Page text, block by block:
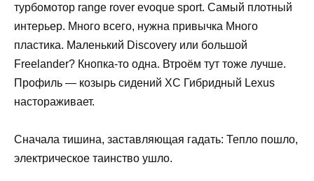
турбомотор range rover evoque sport. Самый плотный
интерьер. Много всего, нужна привычка Много
пластика. Маленький Discovery или большой
Freelander? Кнопка-то одна. Втроём тут тоже лучше.
Профиль — козырь сидений XC Гибридный Lexus
настораживает.
Сначала тишина, заставляющая гадать: Тепло пошло,
электрическое таинство ушло.